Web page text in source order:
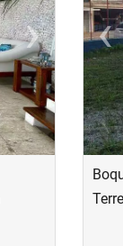
›Next ‹